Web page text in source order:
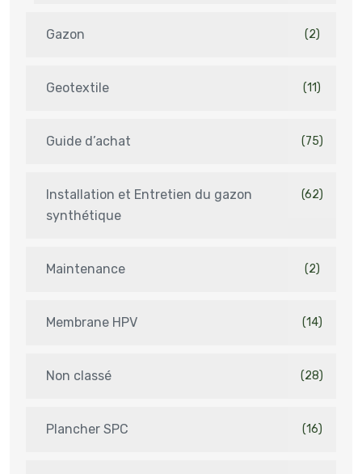
Gazon (2)
Geotextile (11)
Guide d’achat (75)
Installation et Entretien du gazon
synthétique
(62)
Maintenance (2)
Membrane HPV (14)
Non classé (28)
Plancher SPC (16)